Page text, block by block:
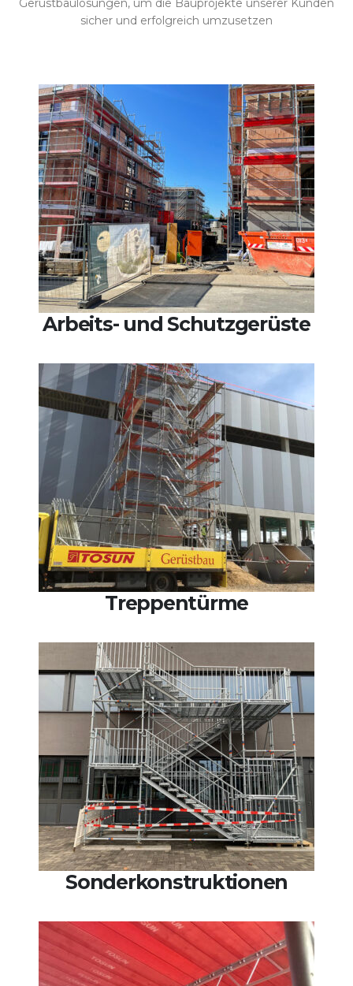
Gerüstbaulösungen, um die Bauprojekte unserer Kunden
sicher und erfolgreich umzusetzen
Arbeits- und Schutzgerüste
Treppentürme
Sonderkonstruktionen